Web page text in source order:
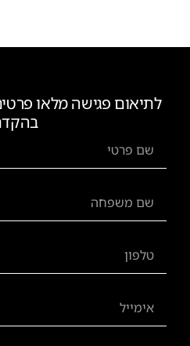
לתיאום פגישה מלאו פרטים